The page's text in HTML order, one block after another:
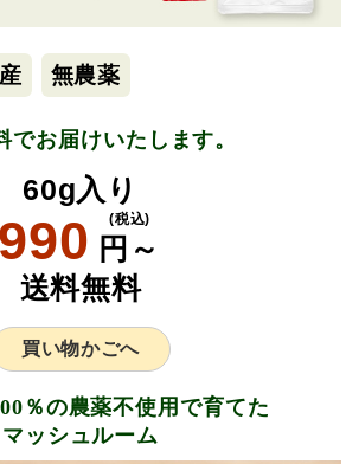
無農薬
でお届けいたします。
60g入り
円～
(税込)
送料無料
買い物かごへ
％の農薬不使用で育てた
マッシュルーム